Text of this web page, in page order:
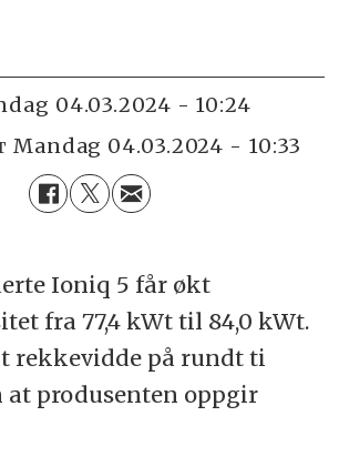
04.03.2024 - 10:24
mandag 04.03.2024 - 10:33
Ioniq 5 får økt
fra 77,4 kWt til 84,0 kWt.
rekkevidde på rundt ti
at produsenten oppgir